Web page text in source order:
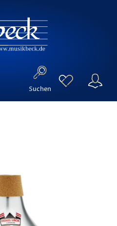
Suchen